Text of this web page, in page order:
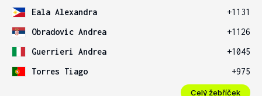
Eala Alexandra
+1131
Obradovic Andrea
+1126
Guerrieri Andrea
+1045
Torres Tiago
+975
Celý žebříček